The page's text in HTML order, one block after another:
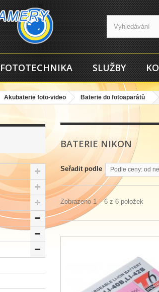
FOTOTECHNIKA SLUŽBY
Akubaterie foto-video Baterie do fotoaparátů
BATERIE NIKON
Seřadit podle Podle ceny: od
Zobrazeno 1 – 6 z 6 položek